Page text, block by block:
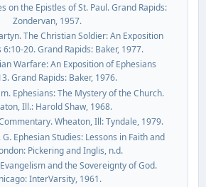
on the Epistles of St. Paul. Grand Rapids:
Zondervan, 1957.
The Christian Soldier: An Exposition
20. Grand Rapids: Baker, 1977.
Warfare: An Exposition of Ephesians
Grand Rapids: Baker, 1976.
Ephesians: The Mystery of the Church.
Ill.: Harold Shaw, 1968.
Wheaton, Ill: Tyndale, 1979.
Ephesian Studies: Lessons in Faith and
Pickering and Inglis, n.d.
Evangelism and the Sovereignty of God.
InterVarsity, 1961.